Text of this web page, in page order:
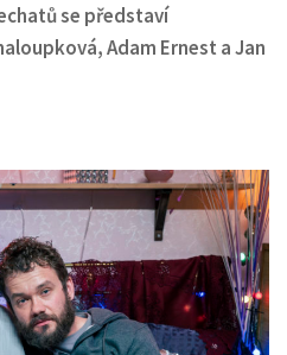
se představí
Adam Ernest a Jan